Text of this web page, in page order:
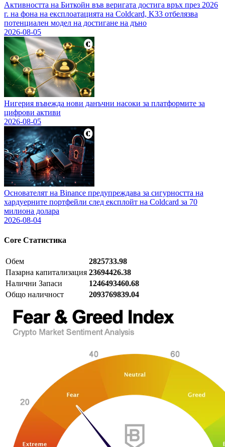
Активността на Биткойн във веригата достига връх през 2026
г. на фона на експлоатацията на Coldcard, K33 отбелязва
потенциален модел на достигане на дъно
2026-08-05
Нигерия въвежда нови данъчни насоки за платформите за
цифрови активи
2026-08-05
Основателят на Binance предупреждава за сигурността на
хардуерните портфейли след експлойт на Coldcard за 70
милиона долара
2026-08-04
Core Статистика
Обем
2825733.98
Пазарна капитализация 23694426.38
Налични Запаси
1246493460.68
Общо наличност
2093769839.04